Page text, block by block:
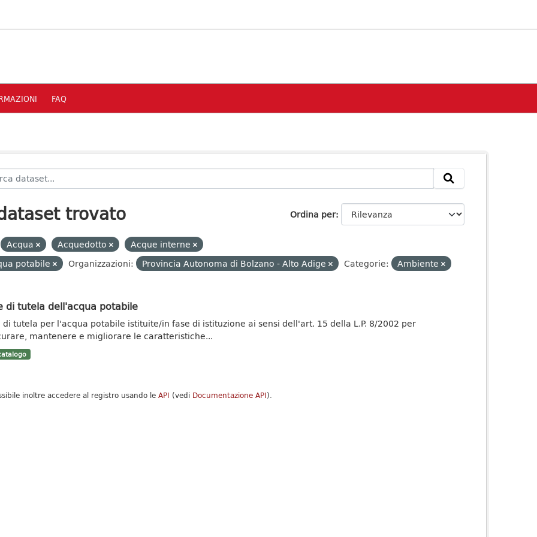
FAQ
Ordina per
trovato
Acqua Acquedotto
Acque interne
potabile
Organizzazioni: Provincia Autonoma di Bolzano - Alto Adige Categorie: Ambiente
di tutela dell'acqua potabile
di tutela per l'acqua potabile istituite/in fase di istituzione ai sensi dell'art. 15 della L.P. 8/2002 per
mantenere e migliorare le caratteristiche...
inoltre accedere al registro usando le API (vedi Documentazione API).